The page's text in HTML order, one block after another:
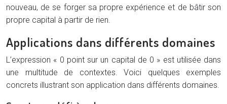
nouveau, de se forger sa propre expérience et de bâtir son
propre capital à partir de rien.
Applications dans différents domaines
L’expression « 0 point sur un capital de 0 » est utilisée dans
une multitude de contextes. Voici quelques exemples
concrets illustrant son application dans différents domaines.